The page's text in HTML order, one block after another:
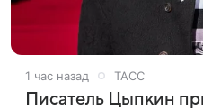
1 час назад ТАСС
Писатель Цыпкин